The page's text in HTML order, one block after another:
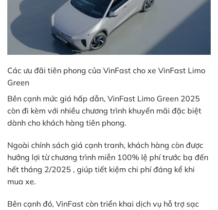
Các ưu đãi tiên phong của VinFast cho xe VinFast Limo
Green
Bên cạnh mức giá hấp dẫn, VinFast Limo Green 2025
còn đi kèm với nhiều chương trình khuyến mãi đặc biệt
dành cho khách hàng tiên phong.
Ngoài chính sách giá cạnh tranh, khách hàng còn được
hưởng lợi từ chương trình miễn 100% lệ phí trước bạ đến
hết tháng 2/2025 , giúp tiết kiệm chi phí đáng kể khi
mua xe.
Bên cạnh đó, VinFast còn triển khai dịch vụ hỗ trợ sạc